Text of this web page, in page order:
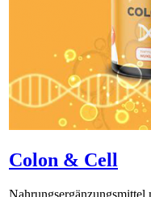
Colon & Cell